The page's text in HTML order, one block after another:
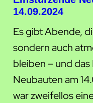
14.09.2024
Es gibt Abende,
sondern auch
bleiben – und
Neubauten am
war zweifellos